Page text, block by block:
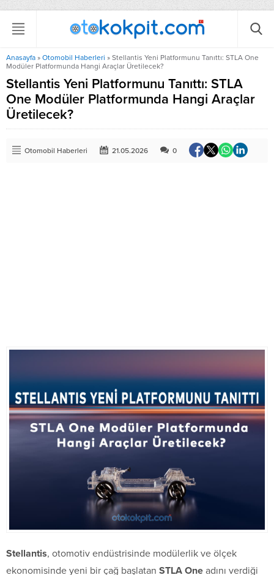
Anasayfa » Otomobil Haberleri » Stellantis Yeni Platformunu Tanıttı: STLA One
Modüler Platformunda Hangi Araçlar Üretilecek?
Stellantis Yeni Platformunu Tanıttı: STLA
One Modüler Platformunda Hangi Araçlar
Üretilecek?
Otomobil Haberleri 21.05.2026 0
Stellantis, otomotiv endüstrisinde modülerlik ve ölçek
ekonomisinde yeni bir çağ başlatan STLA One adını verdiği